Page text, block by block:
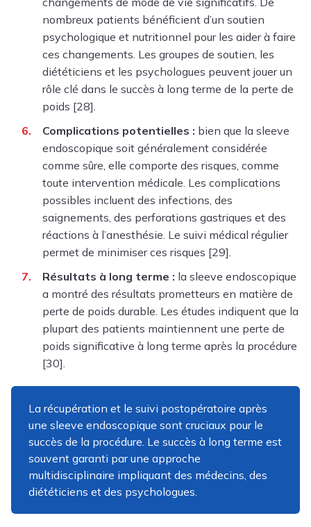
nombreux patients bénéficient d’un soutien
psychologique et nutritionnel pour les aider à faire
ces changements. Les groupes de soutien, les
diététiciens et les psychologues peuvent jouer un
rôle clé dans le succès à long terme de la perte de
poids [28].
Complications potentielles : bien que la sleeve
endoscopique soit généralement considérée
comme sûre, elle comporte des risques, comme
toute intervention médicale. Les complications
possibles incluent des infections, des
saignements, des perforations gastriques et des
réactions à l’anesthésie. Le suivi médical régulier
permet de minimiser ces risques [29].
Résultats à long terme : la sleeve endoscopique
a montré des résultats prometteurs en matière de
perte de poids durable. Les études indiquent que la
plupart des patients maintiennent une perte de
poids significative à long terme après la procédure
[30].
La récupération et le suivi postopératoire après
une sleeve endoscopique sont cruciaux pour le
succès de la procédure. Le succès à long terme est
souvent garanti par une approche
multidisciplinaire impliquant des médecins, des
diététiciens et des psychologues.